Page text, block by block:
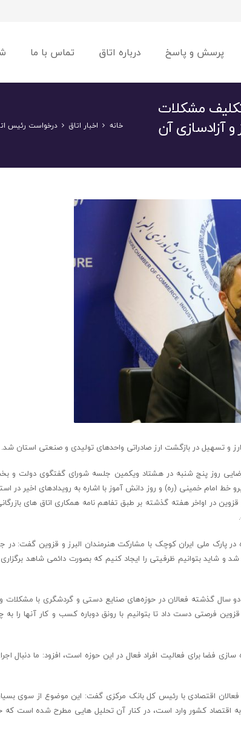
پرسش و پاسخ درباره اتاق تماس با ما
تکلیف مشکلات
و آزادسازی آن خانه اخبار اتاق درخواست رئیس
و تسهیل در بازگشت ارز صادراتی واحدهای تولیدی و صنعتی استان شد.
رضایی روز پنج شنبه در هشتاد ویکمین جلسه شورای گفتگوی دولت
دانشجویان پیرو خط امام خمینی (ره) و روز دانش آموز با اشاره به رویدادهای اخیر در
در اواخر هفته گذشته بر طبق تفاهم نامه همکاری اتاق های
نمایشگاه صنایع دستی و گردشگری در بازه زمانی ۵ تا ۷ آبان ماه در پارک ملی ایران کوچک با مشارکت هنرمندان البرز و
و شاید بتوانیم‌ ظرفیتی را ایجاد کنیم که بصورت دائمی شاهد برگزاری
در دو سال گذشته فعالان در حوزه‌های صنایع دستی و گردشگری با
فرصتی دست داد تا بتوانیم با رونق دوباره کسب و کار آنها را به
فضا برای فعالیت افراد فعال در این حوزه است، افزود: ما دنبال
از جمله حذف ارز ۴۲۰۰ تومانی در نشست اخیر فعالان اقتصادی با رئیس کل بانک مرکزی گفت: این موضوع از
از ارز ۴۲۰۰ تومانی لطمه های زیادی به اقتصاد کشور وارد است، در کنار آن تحلیل هایی مطرح شده